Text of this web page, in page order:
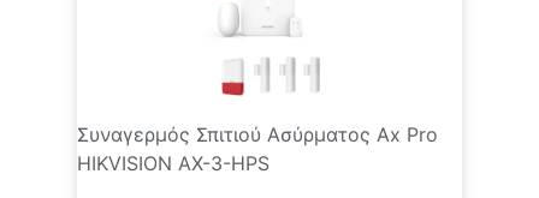
Συναγερμός Σπιτιού Ασύρματος Ax Pro
HIKVISION AX-3-HPS